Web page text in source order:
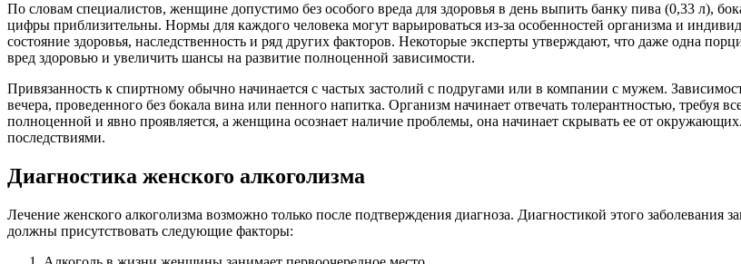
По словам специалистов, женщине допустимо без особого вреда для здоровья в день выпить банку пива (0,33 л),
цифры приблизительны. Нормы для каждого человека могут варьироваться из-за особенностей организма и
состояние здоровья, наследственность и ряд других факторов. Некоторые эксперты утверждают, что даже одна
вред здоровью и увеличить шансы на развитие полноценной зависимости.
Привязанность к спиртному обычно начинается с частых застолий с подругами или в компании с мужем.
вечера, проведенного без бокала вина или пенного напитка. Организм начинает отвечать толерантностью, требуя
полноценной и явно проявляется, а женщина осознает наличие проблемы, она начинает скрывать ее от
последствиями.
Диагностика женского алкоголизма
Лечение женского алкоголизма возможно только после подтверждения диагноза. Диагностикой этого
должны присутствовать следующие факторы: